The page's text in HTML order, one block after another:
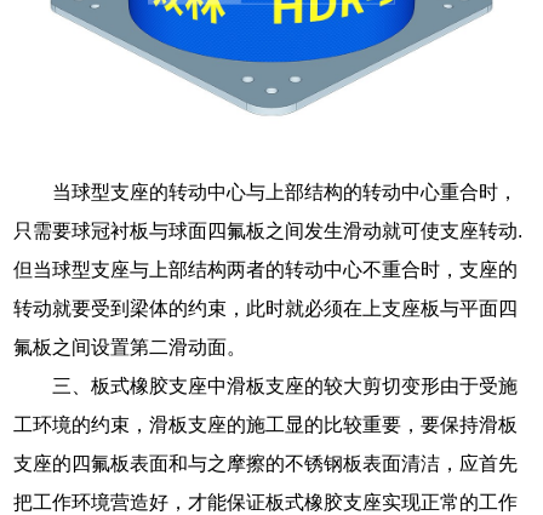
当球型支座的转动中心与上部结构的转动中心重合时，
只需要球冠衬板与球面四氟板之间发生滑动就可使支座转动.
但当球型支座与上部结构两者的转动中心不重合时，支座的
转动就要受到梁体的约束，此时就必须在上支座板与平面四
氟板之间设置第二滑动面。
三、板式橡胶支座中滑板支座的较大剪切变形由于受施
工环境的约束，滑板支座的施工显的比较重要，要保持滑板
支座的四氟板表面和与之摩擦的不锈钢板表面清洁，应首先
把工作环境营造好，才能保证板式橡胶支座实现正常的工作